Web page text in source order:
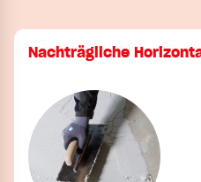
Nachträgliche